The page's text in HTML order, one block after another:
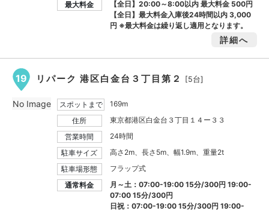
最大料金 【全日】20:00～8:00以内 最大料金 500円
【全日】最大料金入庫後24時間以内3,000
円 ※最大料金は繰り返し適用となります。
詳細へ
19 リパーク 港区白金台３丁目第２ [5台]
スポットまで
169m
住所
東京都港区白金台３丁目１４ー３３
営業時間
24時間
駐車サイズ
高さ2m、長さ5m、幅1.9m、重量2t
駐車場形態
フラップ式
通常料金
月～土：07:00-19:00 15分/300円 19:00-
07:00 15分/300円
日祝：07:00-19:00 15分/300円 19:00-
No Image